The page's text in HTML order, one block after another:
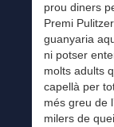
prou diners
Premi
guanyaria
ni potser
molts adults
capellà per
més greu de
milers de